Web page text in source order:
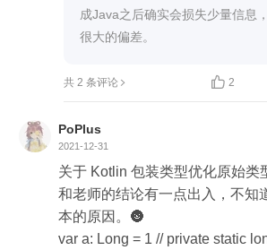
成Java之后确实会损失少量信息
很大的偏差。
共 2 条评论  2
PoPlus
2021-12-31
关于 Kotlin 包装类型优化原始类
和老师的结论有一点出入，不知
本的原因。🌚
var a: Long = 1 // private static